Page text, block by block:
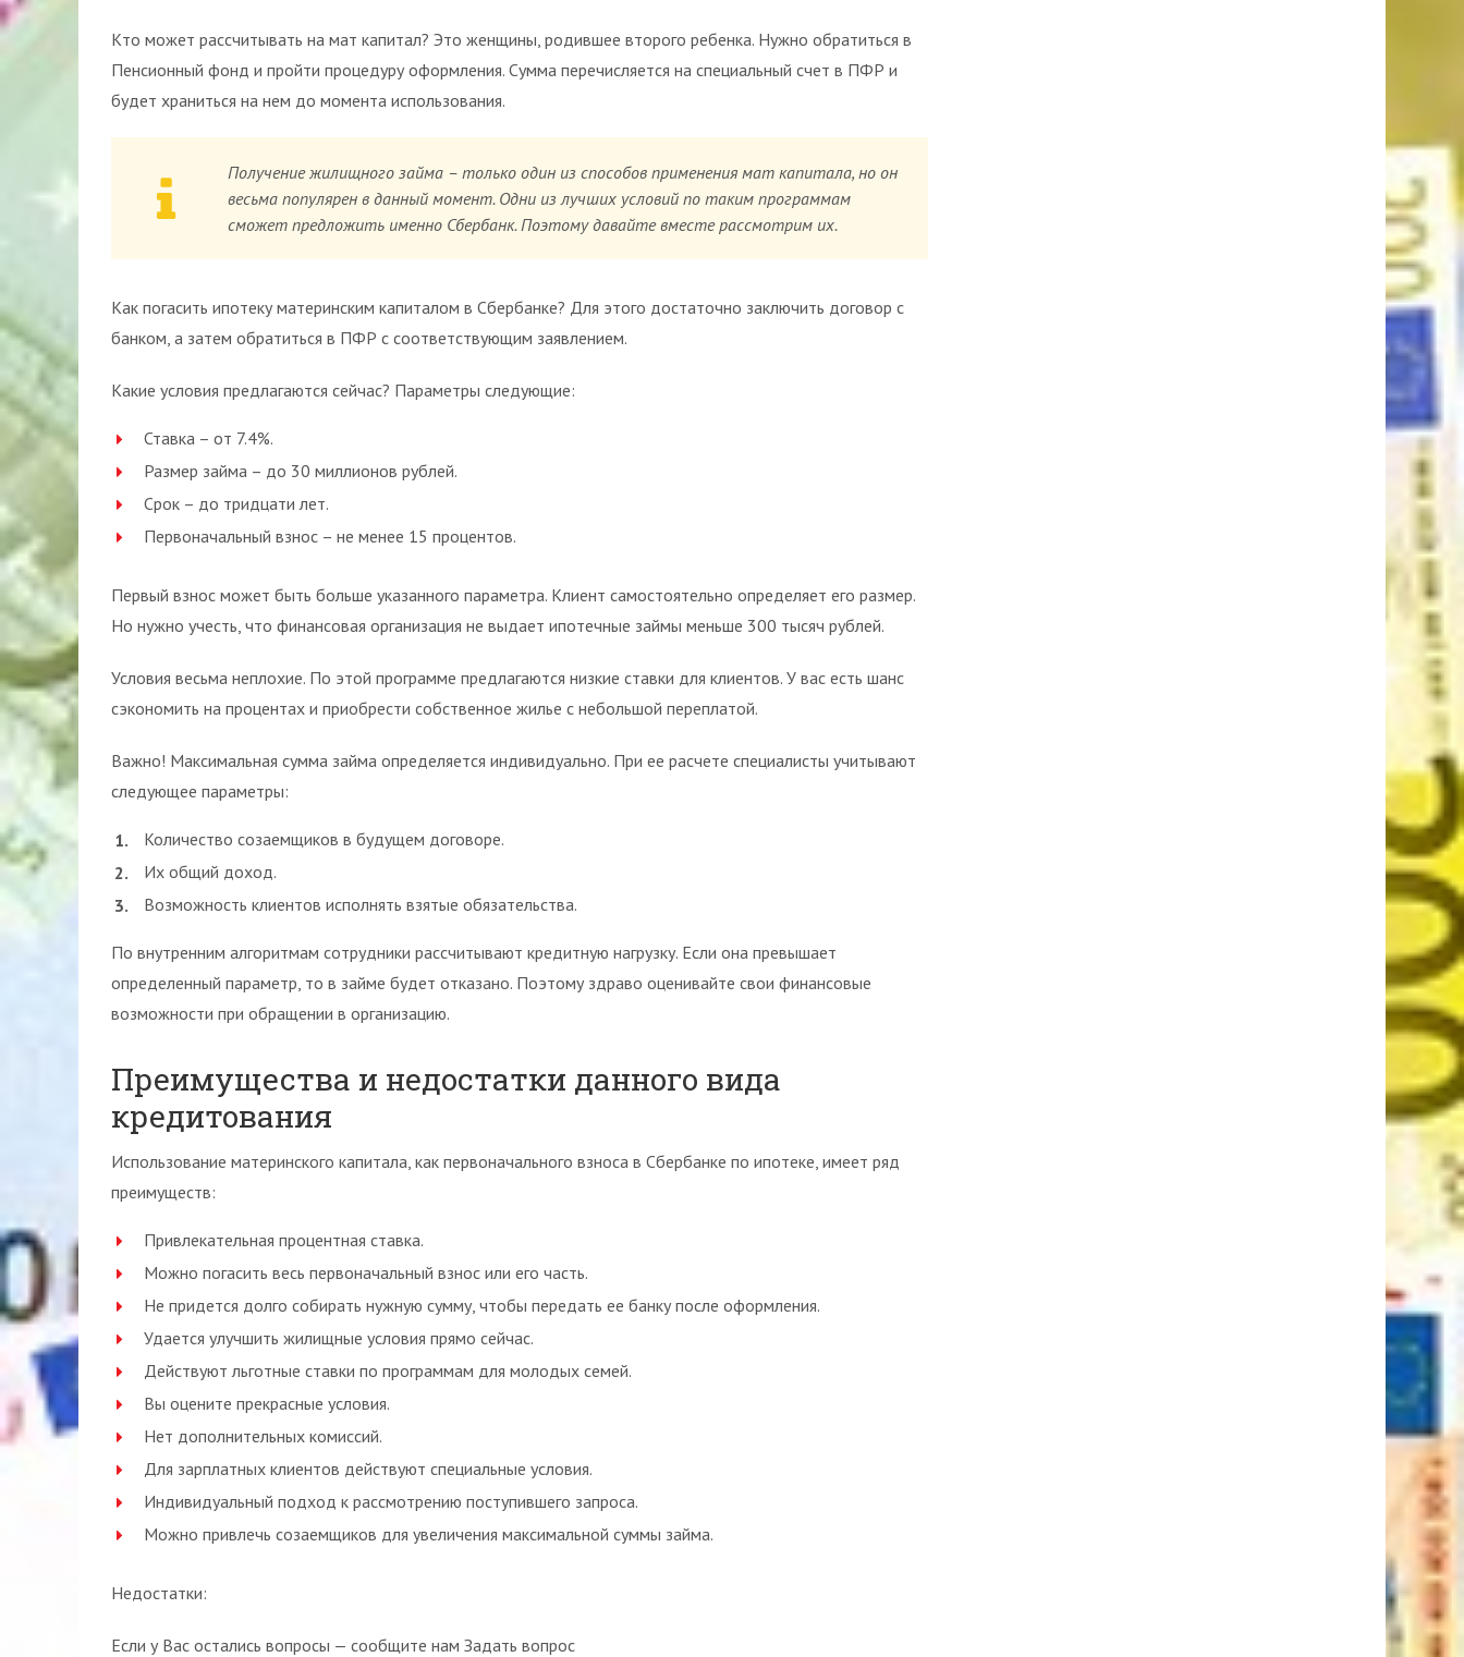
Кто может рассчитывать на мат капитал? Это женщины, родившее второго ребенка. Нужно обратиться в
Пенсионный фонд и пройти процедуру оформления. Сумма перечисляется на специальный счет в ПФР и
будет храниться на нем до момента использования.
Получение жилищного займа – только один из способов применения мат капитала, но он
весьма популярен в данный момент. Одни из лучших условий по таким программам
сможет предложить именно Сбербанк. Поэтому давайте вместе рассмотрим их.
Как погасить ипотеку материнским капиталом в Сбербанке? Для этого достаточно заключить договор с
банком, а затем обратиться в ПФР с соответствующим заявлением.
Какие условия предлагаются сейчас? Параметры следующие:
Ставка – от 7.4%.
Размер займа – до 30 миллионов рублей.
Срок – до тридцати лет.
Первоначальный взнос – не менее 15 процентов.
Первый взнос может быть больше указанного параметра. Клиент самостоятельно определяет его размер.
Но нужно учесть, что финансовая организация не выдает ипотечные займы меньше 300 тысяч рублей.
Условия весьма неплохие. По этой программе предлагаются низкие ставки для клиентов. У вас есть шанс
сэкономить на процентах и приобрести собственное жилье с небольшой переплатой.
Важно! Максимальная сумма займа определяется индивидуально. При ее расчете специалисты учитывают
следующее параметры:
Количество созаемщиков в будущем договоре.
Их общий доход.
Возможность клиентов исполнять взятые обязательства.
По внутренним алгоритмам сотрудники рассчитывают кредитную нагрузку. Если она превышает
определенный параметр, то в займе будет отказано. Поэтому здраво оценивайте свои финансовые
возможности при обращении в организацию.
Преимущества и недостатки данного вида
кредитования
Использование материнского капитала, как первоначального взноса в Сбербанке по ипотеке, имеет ряд
преимуществ:
Привлекательная процентная ставка.
Можно погасить весь первоначальный взнос или его часть.
Не придется долго собирать нужную сумму, чтобы передать ее банку после оформления.
Удается улучшить жилищные условия прямо сейчас.
Действуют льготные ставки по программам для молодых семей.
Вы оцените прекрасные условия.
Нет дополнительных комиссий.
Для зарплатных клиентов действуют специальные условия.
Индивидуальный подход к рассмотрению поступившего запроса.
Можно привлечь созаемщиков для увеличения максимальной суммы займа.
Недостатки:
Если у Вас остались вопросы — сообщите нам Задать вопрос